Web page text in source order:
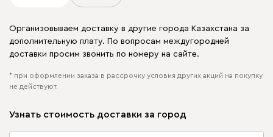
Организовываем доставку в другие города Казахстана за
дополнительную плату. По вопросам междугородней
доставки просим звонить по номеру на сайте.
* при оформлении заказа в рассрочку условия других акций на покупку
не действуют.
Узнать стоимость доставки за город